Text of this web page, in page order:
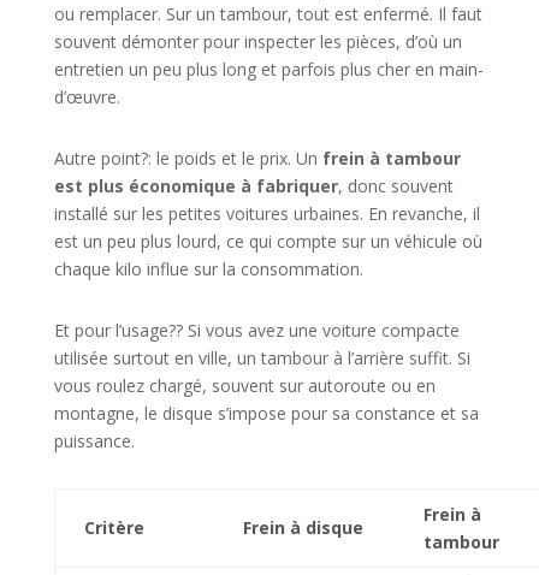
ou remplacer. Sur un tambour, tout est enfermé. Il faut
souvent démonter pour inspecter les pièces, d’où un
entretien un peu plus long et parfois plus cher en main-
d’œuvre.
Autre point?: le poids et le prix. Un frein à tambour
est plus économique à fabriquer, donc souvent
installé sur les petites voitures urbaines. En revanche, il
est un peu plus lourd, ce qui compte sur un véhicule où
chaque kilo influe sur la consommation.
Et pour l’usage?? Si vous avez une voiture compacte
utilisée surtout en ville, un tambour à l’arrière suffit. Si
vous roulez chargé, souvent sur autoroute ou en
montagne, le disque s’impose pour sa constance et sa
puissance.
Critère Frein à disque
Frein à
tambour